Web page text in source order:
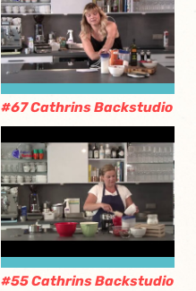
#67 Cathrins Backstudio
#55 Cathrins Backstudio